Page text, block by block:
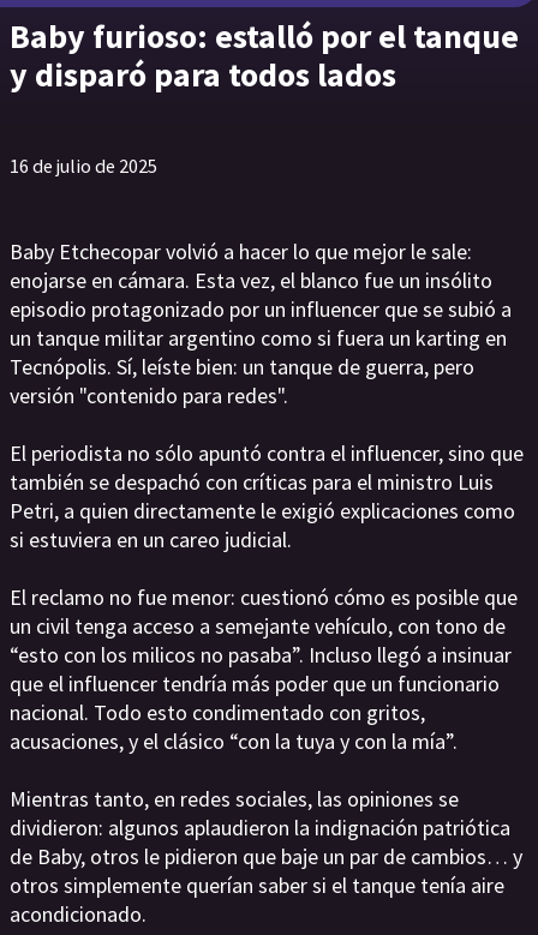
Baby furioso: estalló por el tanque
y disparó para todos lados
16 de julio de 2025
Baby Etchecopar volvió a hacer lo que mejor le sale:
enojarse en cámara. Esta vez, el blanco fue un insólito
episodio protagonizado por un influencer que se subió a
un tanque militar argentino como si fuera un karting en
Tecnópolis. Sí, leíste bien: un tanque de guerra, pero
versión "contenido para redes".
El periodista no sólo apuntó contra el influencer, sino que
también se despachó con críticas para el ministro Luis
Petri, a quien directamente le exigió explicaciones como
si estuviera en un careo judicial.
El reclamo no fue menor: cuestionó cómo es posible que
un civil tenga acceso a semejante vehículo, con tono de
“esto con los milicos no pasaba”. Incluso llegó a insinuar
que el influencer tendría más poder que un funcionario
nacional. Todo esto condimentado con gritos,
acusaciones, y el clásico “con la tuya y con la mía”.
Mientras tanto, en redes sociales, las opiniones se
dividieron: algunos aplaudieron la indignación patriótica
de Baby, otros le pidieron que baje un par de cambios… y
otros simplemente querían saber si el tanque tenía aire
acondicionado.